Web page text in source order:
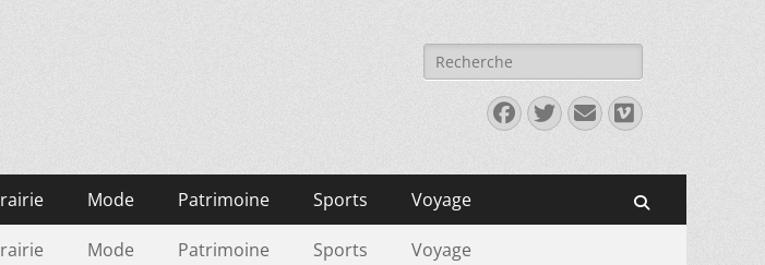
Rechercher :
Facebook
Twitter
E-
mail
Vimeo
Mode Patrimoine Sports Voyage
Mode Patrimoine Sports Voyage